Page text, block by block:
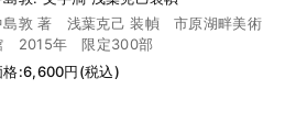
島敦 著 浅葉克己 装幀 市原湖畔美術
2015年 限定300部
格:6,600円(税込)